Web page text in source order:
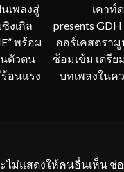
นเพลงสู่
งเกิล
พร้อม
ตัวตน
อนแรง
เคาท์
presents
ออร์เคสตรา
ซ้อมเข้ม เตรีย
บทเพลงในค
ไม่แสดงให้คนอื่นเห็น ช่